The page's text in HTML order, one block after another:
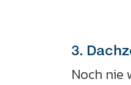
3.
Noch nie